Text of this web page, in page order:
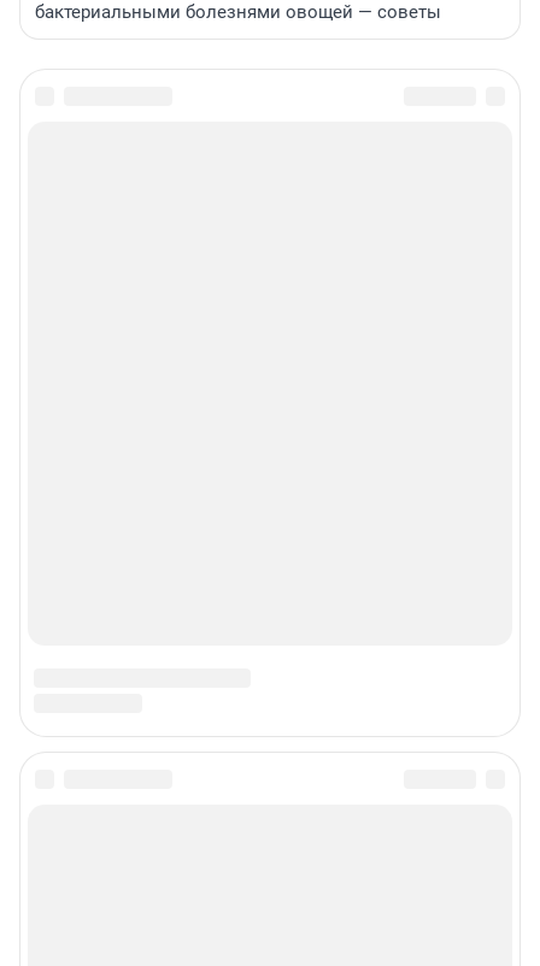
бактериальными болезнями овощей — советы